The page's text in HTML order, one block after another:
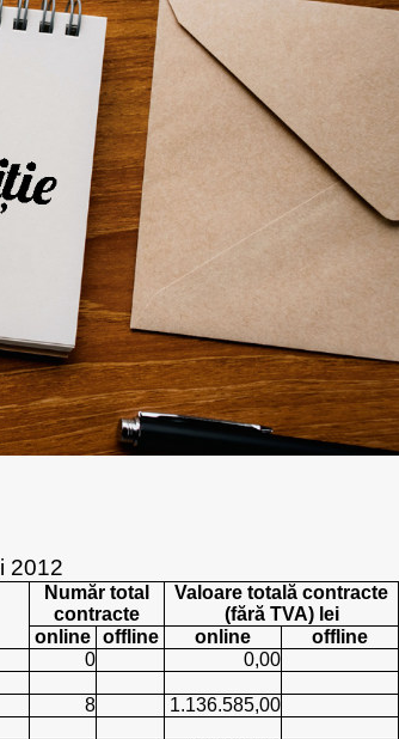
2012
Număr total
contracte
Valoare totală contracte
(fără TVA) lei
online offline online
offline
0
0,00
8
1.136.585,00